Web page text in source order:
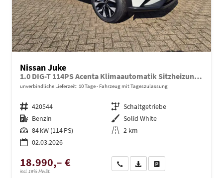
Nissan Juke
1.0 DIG-T 114PS Acenta Klimaautomatik Sitzheizung Rückf.Kamera Bluetooth Touchscreen wireless Apple CarPlay Android Auto
unverbindliche Lieferzeit: 10 Tage Fahrzeug mit Tageszulassung
Fahrzeugnr. 420544 Getriebe Schaltgetriebe
Kraftstoff Benzin Außenfarbe Solid White
Leistung 84 kW (114 PS) Kilometerstand 2 km
02.03.2026
18.990,– €
incl. 19% MwSt.
Wir rufen Sie anPDF-Datei, Fahrzeugexposé